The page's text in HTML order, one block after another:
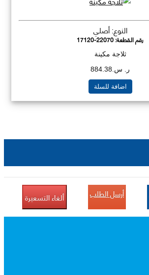
النوع: أصلي
رقم القطعة:17120-22070
ثلاجة مكينة
ر. س.884.38
اضافة للسلة
أرسل الطلب ألغاء التسعيرة